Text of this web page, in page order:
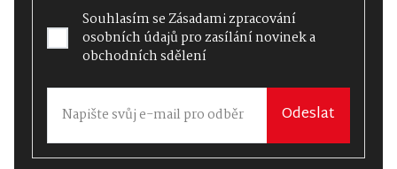
Souhlasím seZásadami zpracování
osobních údajůpro zasílání novinek a
obchodních sdělení
Odeslat